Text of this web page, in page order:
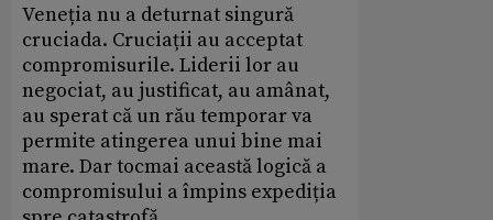
Veneția nu a deturnat singură
cruciada. Cruciații au acceptat
compromisurile. Liderii lor au
negociat, au justificat, au amânat,
au sperat că un rău temporar va
permite atingerea unui bine mai
mare. Dar tocmai această logică a
compromisului a împins expediția